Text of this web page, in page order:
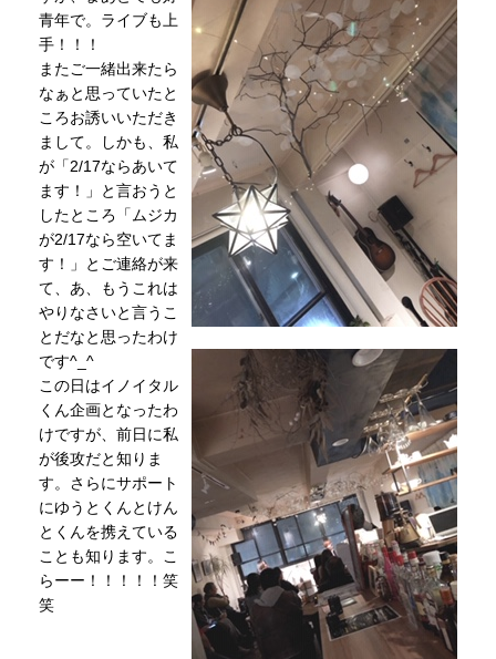
青年で。ライブも上
手！！！
またご一緒出来たら
なぁと思っていたと
ころお誘いいただき
まして。しかも、私
が「2/17ならあいて
ます！」と言おうと
したところ「ムジカ
が2/17なら空いてま
す！」とご連絡が来
て、あ、もうこれは
やりなさいと言うこ
とだなと思ったわけ
です^_^
この日はイノイタル
くん企画となったわ
けですが、前日に私
が後攻だと知りま
す。さらにサポート
にゆうとくんとけん
とくんを携えている
ことも知ります。こ
らーー！！！！！笑
笑